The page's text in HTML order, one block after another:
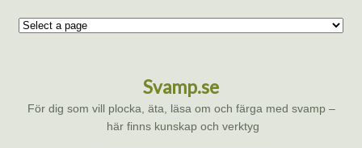
Svamp.se
För dig som vill plocka, äta, läsa om och färga med svamp –
här finns kunskap och verktyg